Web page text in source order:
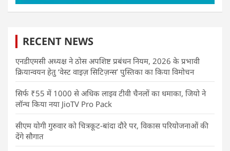
RECENT NEWS
एनडीएमसी अध्यक्ष ने ठोस अपशिष्ट प्रबंधन नियम, 2026 के प्रभावी
क्रियान्वयन हेतु ‘वेस्ट वाइज़ सिटिज़न्स’ पुस्तिका का किया विमोचन
सिर्फ ₹55 में 1000 से अधिक लाइव टीवी चैनलों का धमाका, जियो ने
लॉन्च किया नया JioTV Pro Pack
सीएम योगी गुरुवार को चित्रकूट-बांदा दौरे पर, विकास परियोजनाओं की
देंगे सौगात